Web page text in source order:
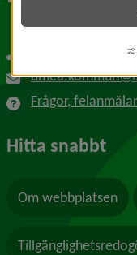
901 84 Umeå
Frågor,
Hitta snabbt
Om webbplatsen